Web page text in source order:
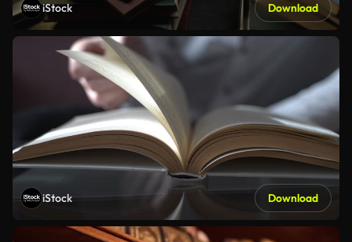
iStock Download
iStock Download